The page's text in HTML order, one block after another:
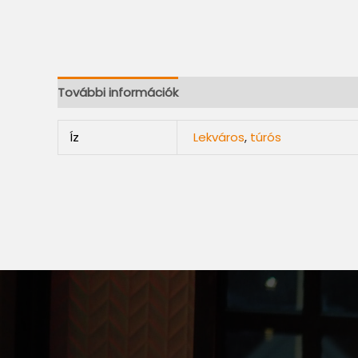
További információk
Íz Lekváros, túrós